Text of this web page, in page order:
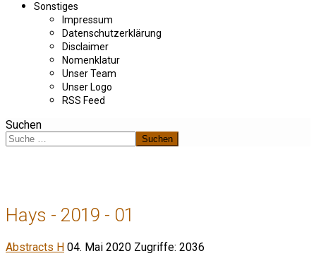
Sonstiges
Impressum
Datenschutzerklärung
Disclaimer
Nomenklatur
Unser Team
Unser Logo
RSS Feed
Suchen
Suchen
Hays - 2019 - 01
Abstracts H 04. Mai 2020 Zugriffe: 2036